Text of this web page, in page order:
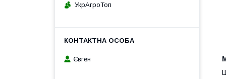
УкрАгроТоп
Євген